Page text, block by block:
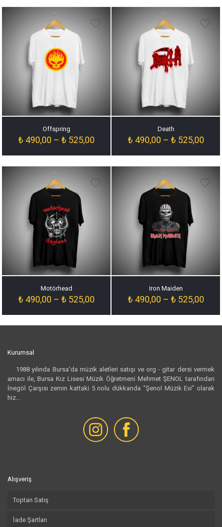
Offspring
₺490,00 – ₺525,00Fiyat
₺ 490,00
-
Death
₺490,00 – ₺525,00Fiyat
₺
-
Motörhead
₺490,00 – ₺525,00Fiyat
₺ 490,00
-
Iron Maiden
₺490,00 – ₺525,00Fiyat
₺
-
Kurumsal
1988 yılında Bursa’da müzik aletleri satışı ve org - gitar dersi vermek
amacı ile, Bursa Kız Lisesi Müzik Öğretmeni Mehmet ŞENOL tarafından
İnegöl Çarşısı zemin kattaki 5 nolu dükkanda "Şenol Müzik Evi” olarak
hiz...
Alışveriş
Toptan Satış
İade Şartları